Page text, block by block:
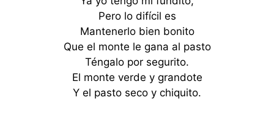
Pero lo difícil es
Mantenerlo bien bonito
Que el monte le gana al pasto
Téngalo por segurito.
El monte verde y grandote
Y el pasto seco y chiquito.